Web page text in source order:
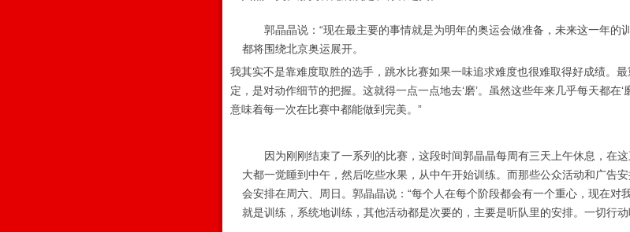
郭晶晶说：“现在最主要的事情就是为明年的奥运会做准备，未来这一年的
都将围绕北京奥运展开。
我其实不是靠难度取胜的选手，跳水比赛如果一味追求难度也很难取得好成绩。
定，是对动作细节的把握。这就得一点一点地去‘磨’。虽然这些年来几乎每天都在‘
意味着每一次在比赛中都能做到完美。”
因为刚刚结束了一系列的比赛，这段时间郭晶晶每周有三天上午休息，在这
大都一觉睡到中午，然后吃些水果，从中午开始训练。而那些公众活动和广告
会安排在周六、周日。郭晶晶说：“每个人在每个阶段都会有一个重心，现在对
就是训练，系统地训练，其他活动都是次要的，主要是听队里的安排。一切行动